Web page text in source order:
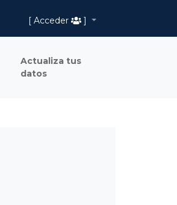
[ Acceder
]
Actualiza tus
datos